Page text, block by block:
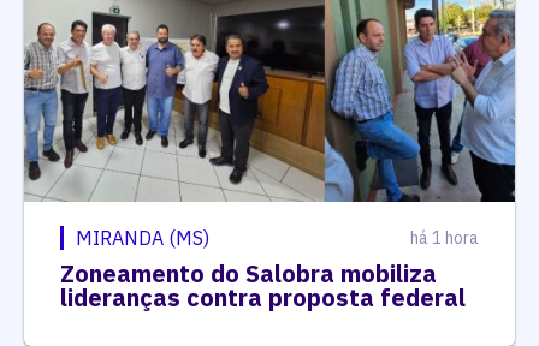
MIRANDA (MS) há 1 hora
Zoneamento do Salobra mobiliza
lideranças contra proposta federal